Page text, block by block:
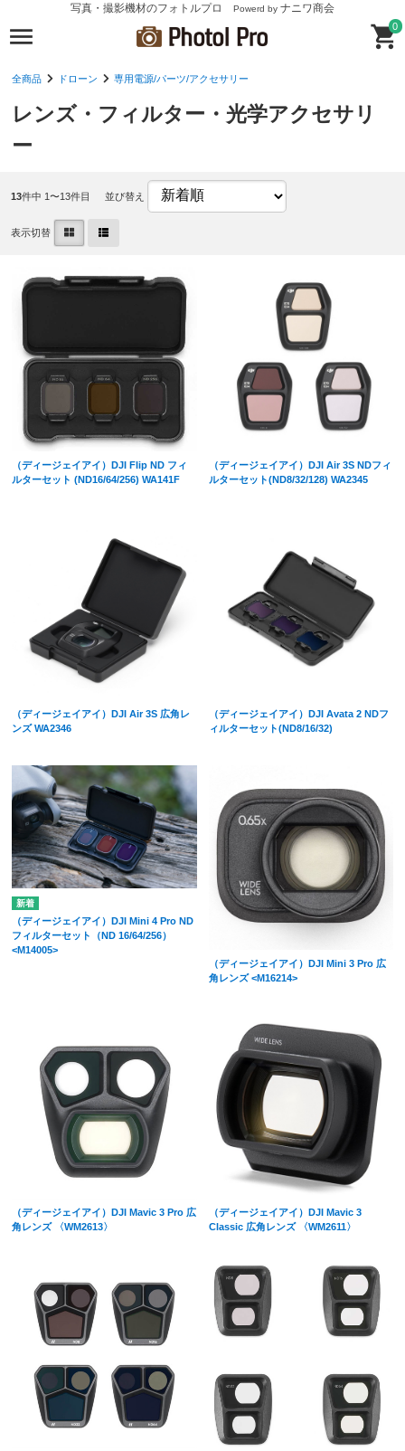
写真・撮影機材のフォトルプロ Powerd by ナニワ商会
0
全商品 ドローン 専用電源/パーツ/アクセサリー
レンズ・フィルター・光学アクセサリ
ー
13件中 1〜13件目 並び替え
表示切替
（ディージェイアイ）DJI Flip ND フィ
ルターセット (ND16/64/256) WA141F
（ディージェイアイ）DJI Air 3S NDフィ
ルターセット(ND8/32/128) WA2345
（ディージェイアイ）DJI Air 3S 広角レ
ンズ WA2346
（ディージェイアイ）DJI Avata 2 NDフ
ィルターセット(ND8/16/32)
（ディージェイアイ）DJI Mini 4 Pro ND
フィルターセット（ND 16/64/256）
<M14005>
（ディージェイアイ）DJI Mini 3 Pro 広
角レンズ <M16214>
（ディージェイアイ）DJI Mavic 3 Pro 広
角レンズ 〈WM2613〉
（ディージェイアイ）DJI Mavic 3
Classic 広角レンズ 〈WM2611〉